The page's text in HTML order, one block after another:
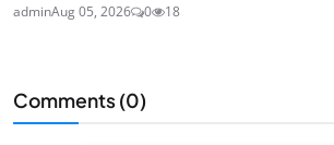
adminAug 05, 2026 0 18
Comments (0)